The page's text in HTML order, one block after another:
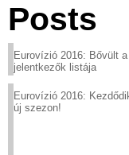
Posts
Eurovízió 2016: Bővült a
jelentkezők listája
Eurovízió 2016:
új szezon!